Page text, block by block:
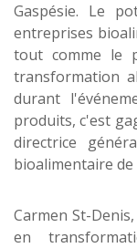
Gaspésie. Le
entreprises
tout comme le
transformation
durant
produits, c'est
directrice
bioalimentaire de
Carmen St-
en